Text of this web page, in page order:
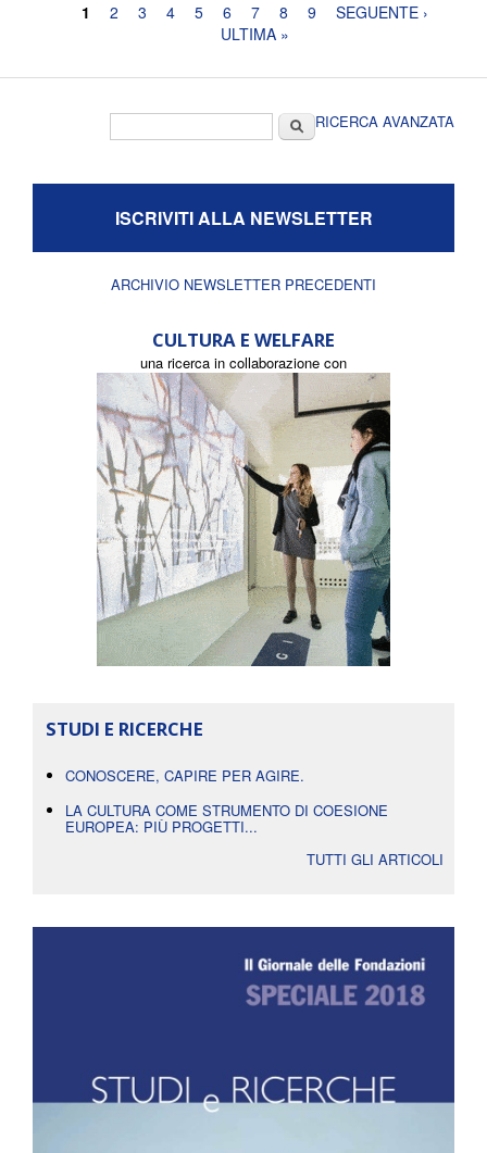
Pagine
1 2 3 4 5 6 7 8 9
SEGUENTE ›
ULTIMA »
CercaRICERCA AVANZATA
ISCRIVITI ALLA NEWSLETTER
ARCHIVIO NEWSLETTER PRECEDENTI
CULTURA E WELFARE
una ricerca in collaborazione con
STUDI E RICERCHE
CONOSCERE, CAPIRE PER AGIRE.
LA CULTURA COME STRUMENTO DI COESIONE
EUROPEA: PIÙ PROGETTI...
TUTTI GLI ARTICOLI